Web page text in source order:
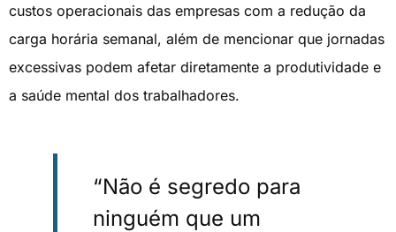
custos operacionais das empresas com a redução da
carga horária semanal, além de mencionar que jornadas
excessivas podem afetar diretamente a produtividade e
a saúde mental dos trabalhadores.
“Não é segredo para
ninguém que um